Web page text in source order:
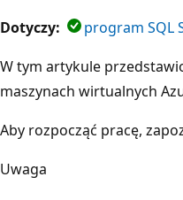
Dotyczy:
program SQL
W tym artykule
maszynach wirtualnych
Aby rozpocząć pracę,
Uwaga